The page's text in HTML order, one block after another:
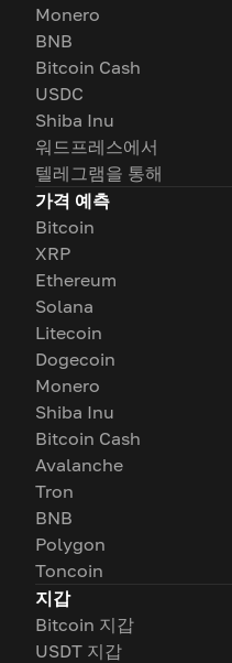
Monero
BNB
Bitcoin Cash
USDC
Shiba Inu
워드프레스에서
텔레그램을 통해
가격 예측
Bitcoin
XRP
Ethereum
Solana
Litecoin
Dogecoin
Monero
Shiba Inu
Bitcoin Cash
Avalanche
Tron
BNB
Polygon
Toncoin
지갑
Bitcoin 지갑
USDT 지갑